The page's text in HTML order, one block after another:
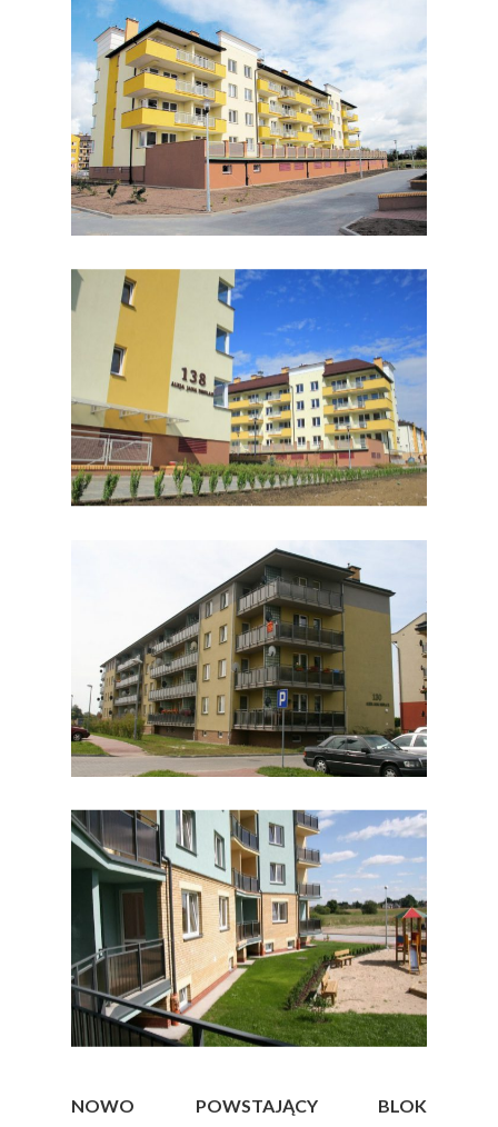
NOWO POWSTAJĄCY BLOK